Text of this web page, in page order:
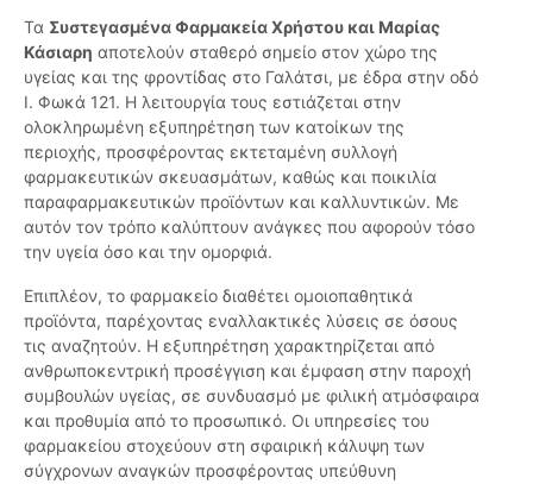
Τα Συστεγασμένα Φαρμακεία Χρήστου και Μαρίας
Κάσιαρη αποτελούν σταθερό σημείο στον χώρο της
υγείας και της φροντίδας στο Γαλάτσι, με έδρα στην οδό
Ι. Φωκά 121. Η λειτουργία τους εστιάζεται στην
ολοκληρωμένη εξυπηρέτηση των κατοίκων της
περιοχής, προσφέροντας εκτεταμένη συλλογή
φαρμακευτικών σκευασμάτων, καθώς και ποικιλία
παραφαρμακευτικών προϊόντων και καλλυντικών. Με
αυτόν τον τρόπο καλύπτουν ανάγκες που αφορούν τόσο
την υγεία όσο και την ομορφιά.
Επιπλέον, το φαρμακείο διαθέτει ομοιοπαθητικά
προϊόντα, παρέχοντας εναλλακτικές λύσεις σε όσους
τις αναζητούν. Η εξυπηρέτηση χαρακτηρίζεται από
ανθρωποκεντρική προσέγγιση και έμφαση στην παροχή
συμβουλών υγείας, σε συνδυασμό με φιλική ατμόσφαιρα
και προθυμία από το προσωπικό. Οι υπηρεσίες του
φαρμακείου στοχεύουν στη σφαιρική κάλυψη των
σύγχρονων αναγκών προσφέροντας υπεύθυνη